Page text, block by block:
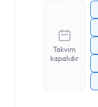
Takvim
kapalıdır